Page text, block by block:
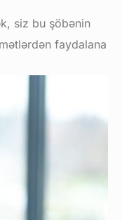
siz bu şöbənin
faydalana